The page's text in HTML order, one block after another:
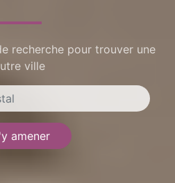
recherche pour trouver une
ville
amener